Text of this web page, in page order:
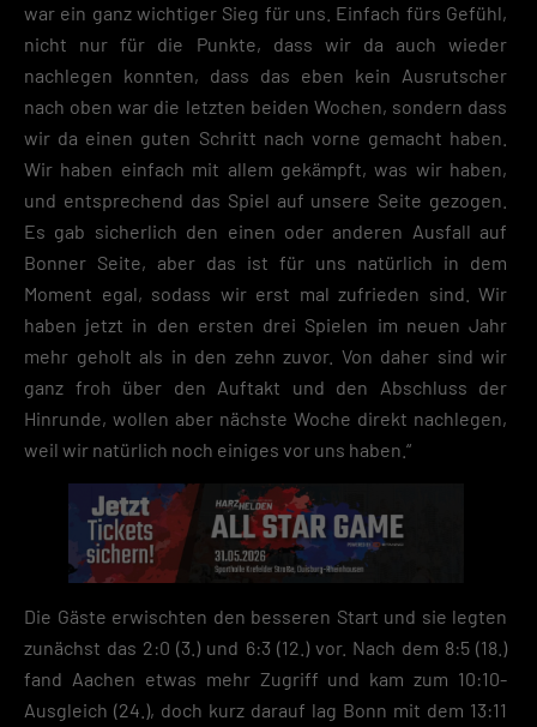
war ein ganz wichtiger Sieg für uns. Einfach fürs Gefühl,
nicht nur für die Punkte, dass wir da auch wieder
nachlegen konnten, dass das eben kein Ausrutscher
nach oben war die letzten beiden Wochen, sondern dass
wir da einen guten Schritt nach vorne gemacht haben.
Wir haben einfach mit allem gekämpft, was wir haben,
und entsprechend das Spiel auf unsere Seite gezogen.
Es gab sicherlich den einen oder anderen Ausfall auf
Bonner Seite, aber das ist für uns natürlich in dem
Moment egal, sodass wir erst mal zufrieden sind. Wir
haben jetzt in den ersten drei Spielen im neuen Jahr
mehr geholt als in den zehn zuvor. Von daher sind wir
ganz froh über den Auftakt und den Abschluss der
Hinrunde, wollen aber nächste Woche direkt nachlegen,
weil wir natürlich noch einiges vor uns haben.“
Die Gäste erwischten den besseren Start und sie legten
zunächst das 2:0 (3.) und 6:3 (12.) vor. Nach dem 8:5 (18.)
fand Aachen etwas mehr Zugriff und kam zum 10:10-
Ausgleich (24.), doch kurz darauf lag Bonn mit dem 13:11